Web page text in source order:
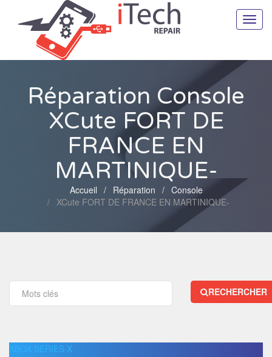
Réparation Console
XCute FORT DE
FRANCE EN
MARTINIQUE-
Accueil Réparation
Console
XCute FORT DE FRANCE EN MARTINIQUE-
RECHERCHER
XBOX SERIES X